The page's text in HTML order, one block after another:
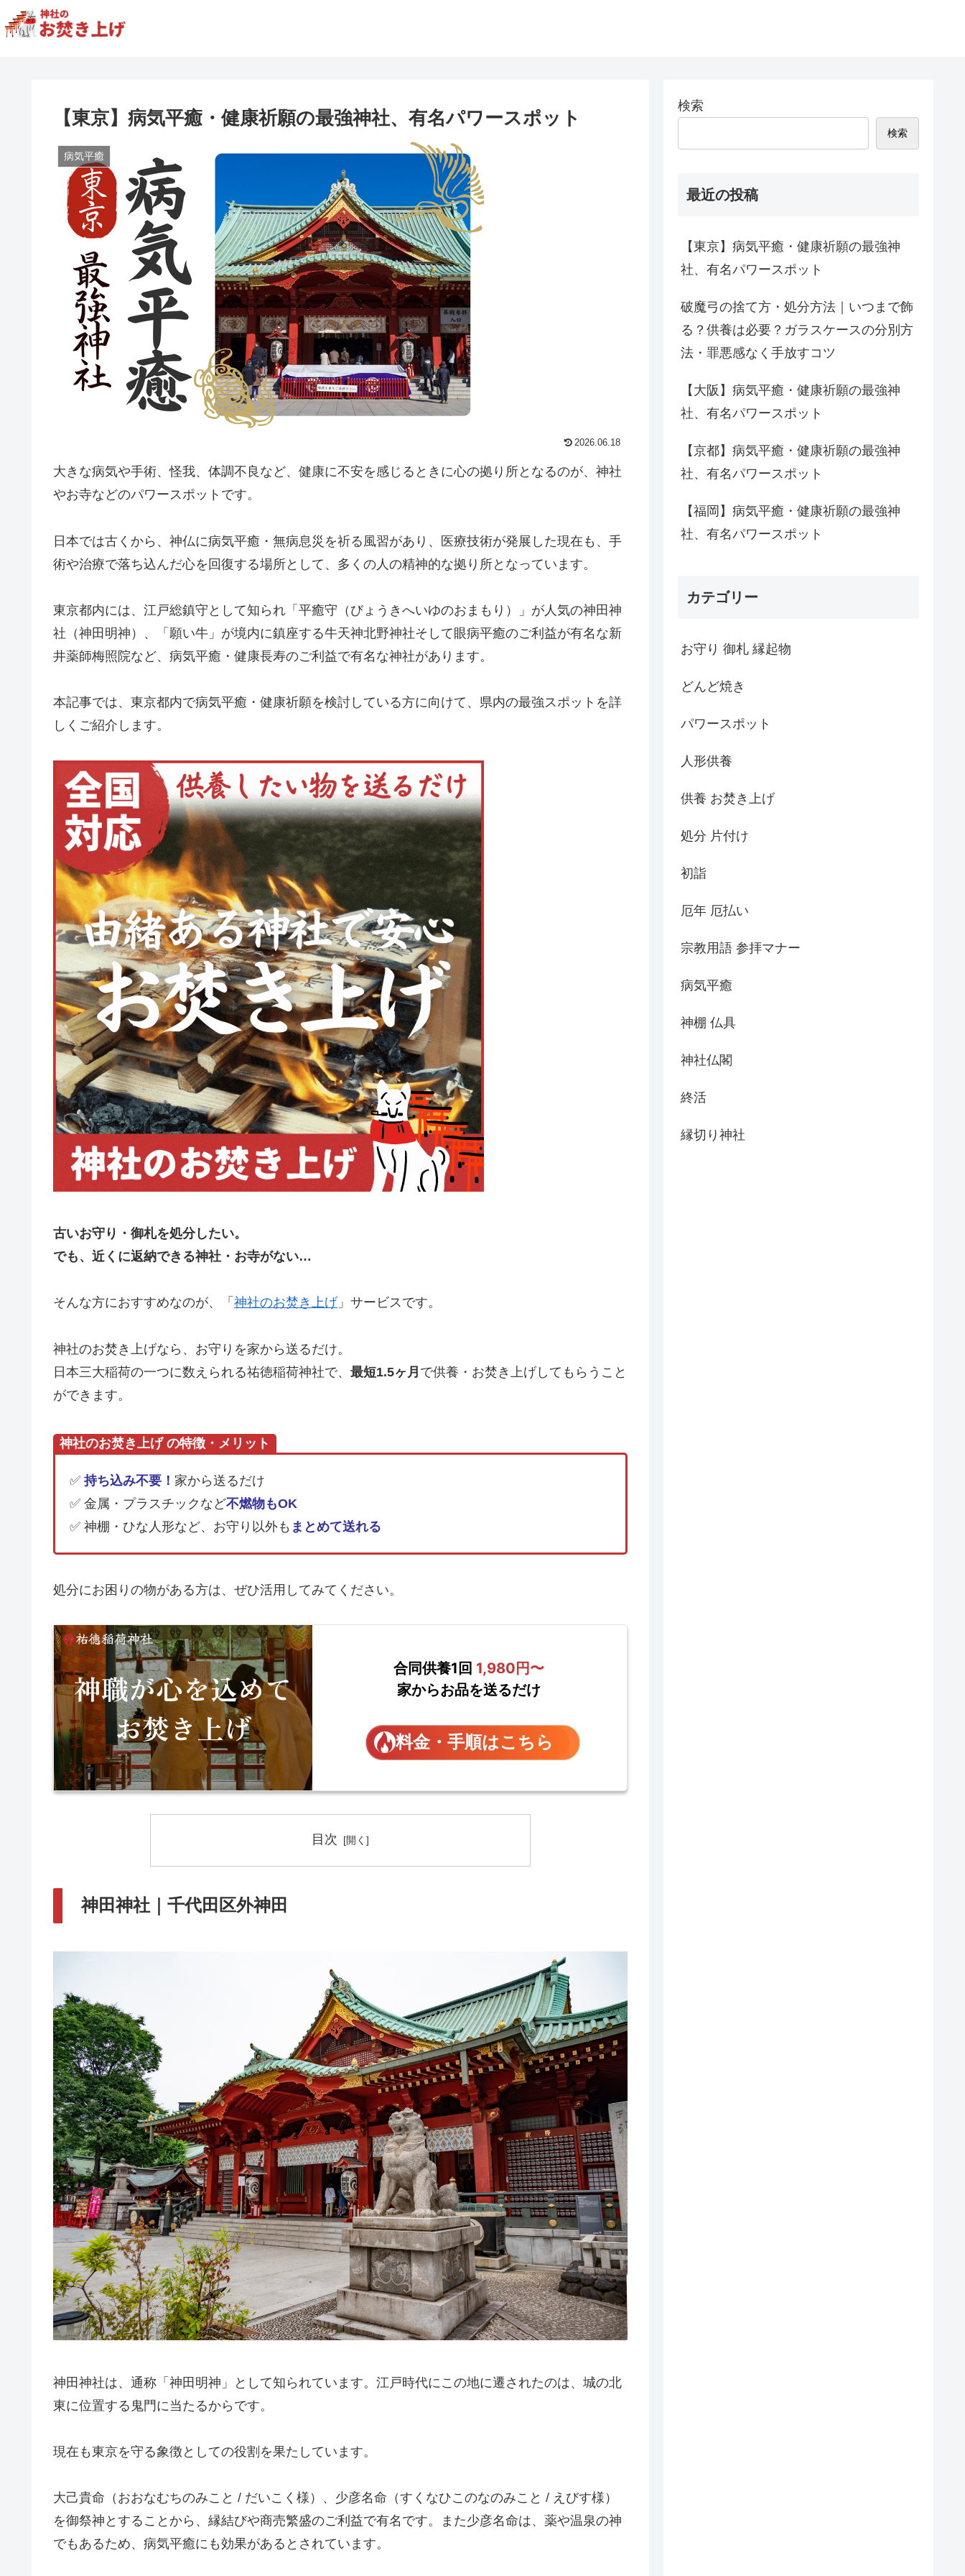
【東京】病気平癒・健康祈願の最強神社、有名パワースポット
病気平癒
2026.06.18
大きな病気や手術、怪我、体調不良など、健康に不安を感じるときに心の拠り所となるのが、神社
やお寺などのパワースポットです。
日本では古くから、神仏に病気平癒・無病息災を祈る風習があり、医療技術が発展した現在も、手
術や治療で落ち込んだ心を回復する場所として、多くの人の精神的な拠り所となっています。
東京都内には、江戸総鎮守として知られ「平癒守（びょうきへいゆのおまもり）」が人気の神田神
社（神田明神）、「願い牛」が境内に鎮座する牛天神北野神社そして眼病平癒のご利益が有名な新
井薬師梅照院など、病気平癒・健康長寿のご利益で有名な神社があります。
本記事では、東京都内で病気平癒・健康祈願を検討している方に向けて、県内の最強スポットを詳
しくご紹介します。
古いお守り・御札を処分したい。
でも、近くに返納できる神社・お寺がない…
そんな方におすすめなのが、「 神社のお焚き上げ 」サービスです。
神社のお焚き上げなら、お守りを家から送るだけ。
日本三大稲荷の一つに数えられる祐徳稲荷神社で、 最短1.5ヶ月 で供養・お焚き上げしてもらうこと
ができます。
神社のお焚き上げ の特徴・メリット
✅ 持ち込み不要！ 家から送るだけ
✅ 金属・プラスチックなど不燃物もOK
✅ 神棚・ひな人形など、お守り以外も まとめて送れる
処分にお困りの物がある方は、ぜひ活用してみてください。
合同供養1回 1,980円〜
家からお品を送るだけ
料金・手順はこちら
目次
神田神社｜千代田区外神田
神田神社は、通称「神田明神」として知られています。江戸時代にこの地に遷されたのは、城の北
東に位置する鬼門に当たるからです。
現在も東京を守る象徴としての役割を果たしています。
大己貴命（おおなむちのみこと / だいこく様）、少彦名命（すくなひこのなのみこと / えびす様）
を御祭神とすることから、縁結びや商売繁盛のご利益で有名です。また少彦名命は、薬や温泉の神
でもあるため、病気平癒にも効果があるとされています。
検索
検索
最近の投稿
【東京】病気平癒・健康祈願の最強神
社、有名パワースポット
破魔弓の捨て方・処分方法｜いつまで飾
る？供養は必要？ガラスケースの分別方
法・罪悪感なく手放すコツ
【大阪】病気平癒・健康祈願の最強神
社、有名パワースポット
【京都】病気平癒・健康祈願の最強神
社、有名パワースポット
【福岡】病気平癒・健康祈願の最強神
社、有名パワースポット
カテゴリー
お守り 御札 縁起物
どんど焼き
パワースポット
人形供養
供養 お焚き上げ
処分 片付け
初詣
厄年 厄払い
宗教用語 参拝マナー
病気平癒
神棚 仏具
神社仏閣
終活
縁切り神社